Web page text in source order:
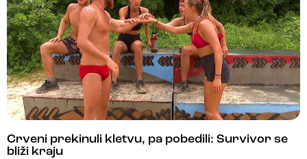
Crveni prekinuli kletvu, pa pobedili: Survivor se
bliži kraju